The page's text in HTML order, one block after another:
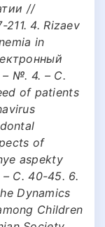
//
4. Rizaev
in
– №. 4. – С.
of patients
of
aspekty
С. 40-45. 6.
Dynamics
Children